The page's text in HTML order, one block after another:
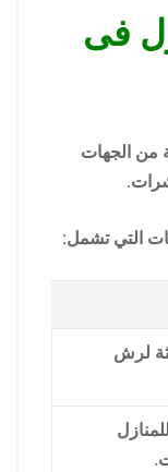
فى
من الجهات
التي تشمل:
لرش